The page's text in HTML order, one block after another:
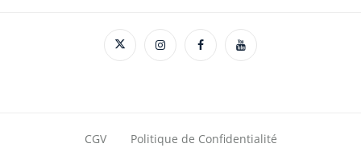
CGV Politique de Confidentialité